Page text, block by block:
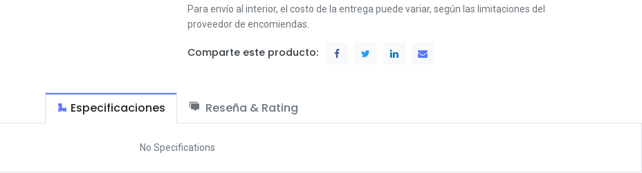
Para envío al interior, el costo de la entrega puede variar, según las limitaciones del
proveedor de encomiendas.
Comparte este producto:
Especificaciones Reseña & Rating
No Specifications